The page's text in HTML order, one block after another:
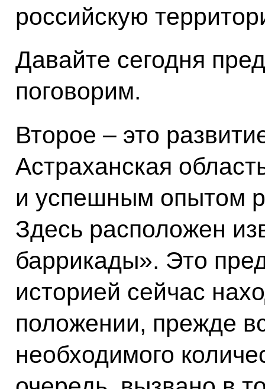
российскую
Давайте сегодня
поговорим.
Второе – это
Астраханская
и успешным опытом
Здесь расположен
баррикады». Это
историей сейчас
положении, прежде
необходимого